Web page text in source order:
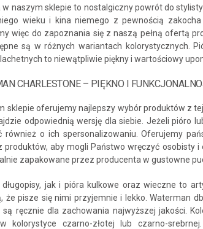
w naszym sklepie to nostalgiczny powrót do
wieku i kina niemego z pewnością
więc do zapoznania się z naszą pełną ofertą
są w różnych wariantach kolorystycznych.
to niewątpliwie piękny i wartościowy
CHARLESTONE – PIĘKNO I
sklepie oferujemy najlepszy wybór produktów z
odpowiednią wersję dla siebie. Jeżeli pióro
również o ich spersonalizowaniu. Oferujemy
produktów, aby mogli Państwo wręczyć osobisty
zapakowane przez producenta w gustowne
długopisy, jak i pióra kulkowe oraz wieczne to
że pisze się nimi przyjemnie i lekko. Waterman
są ręcznie dla zachowania najwyższej jakości.
kolorystyce czarno-złotej lub czarno-